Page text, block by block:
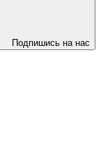
Подпишись на нас